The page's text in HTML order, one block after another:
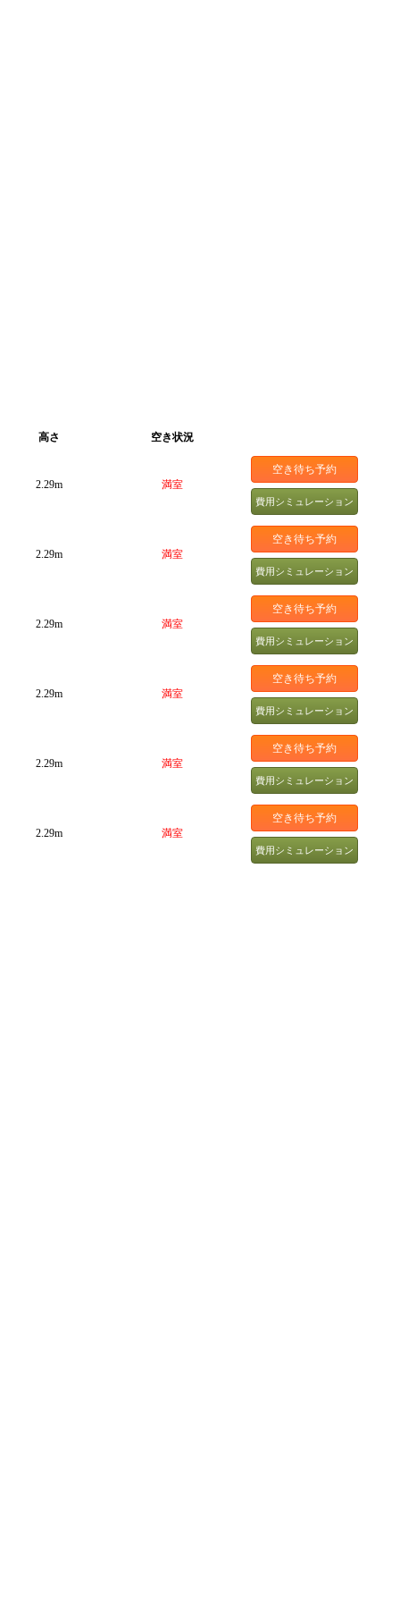
高さ 空き状況
2.29m 満室
空き待ち予約
費用シミュレーション
2.29m 満室
空き待ち予約
費用シミュレーション
2.29m 満室
空き待ち予約
費用シミュレーション
2.29m 満室
空き待ち予約
費用シミュレーション
2.29m 満室
空き待ち予約
費用シミュレーション
2.29m 満室
空き待ち予約
費用シミュレーション